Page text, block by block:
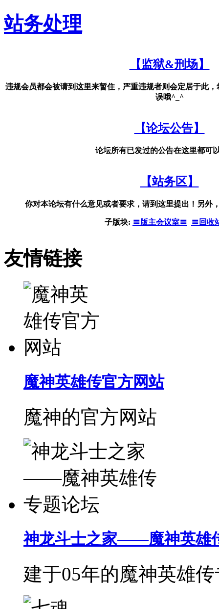
站务处理
【监狱&刑场】
违规会员都会被请到这里来暂住，严重违规者则会定居于此
误哦^_^
【论坛公告】
论坛所有已发过的公告在这里都可
【站务区】
你对本论坛有什么意见或者要求，请到这里提出！另外
子版块: 〓版主会议室〓 〓回收
友情链接
魔神英雄传官方网站
魔神的官方网站
神龙斗士之家——魔神英雄
建于05年的魔神英雄